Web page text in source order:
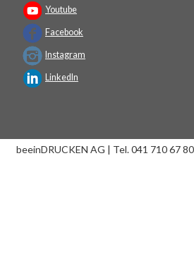
Youtube
Facebook
Instagram
LinkedIn
beeinDRUCKEN AG | Tel. 041 710 67